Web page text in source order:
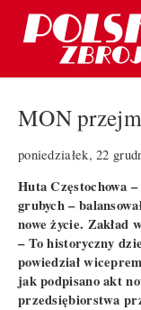
MON
poniedziałek, 22
Huta Częstochowa
grubych –
nowe życie. Zakład
– To historyczny
powiedział
jak podpisano akt
przedsiębiorstwa